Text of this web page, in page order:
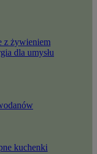
z żywieniem
dla umysłu
kuchenki